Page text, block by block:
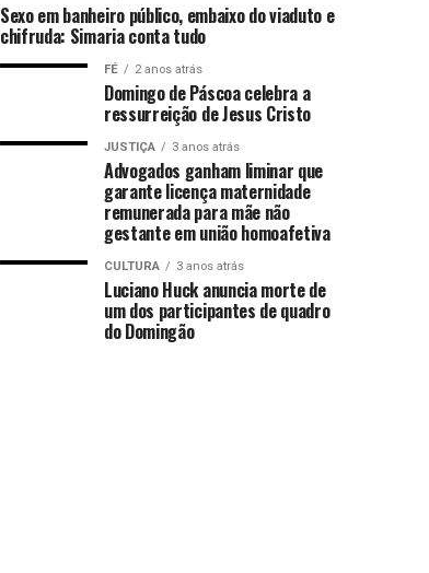
Sexo em banheiro público, embaixo do viaduto e
chifruda: Simaria conta tudo
FÉ 2 anos atrás
Domingo de Páscoa celebra a
ressurreição de Jesus Cristo
JUSTIÇA 3 anos atrás
Advogados ganham liminar que
garante licença maternidade
remunerada para mãe não
gestante em união homoafetiva
CULTURA 3 anos atrás
Luciano Huck anuncia morte de
um dos participantes de quadro
do Domingão